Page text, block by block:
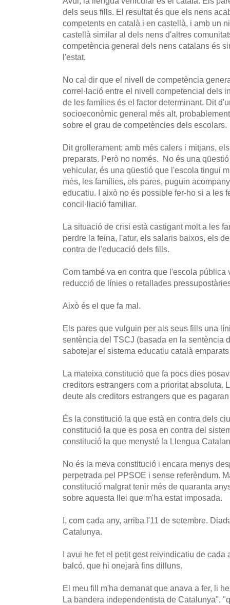
dels seus fills. El resultat és que els nens
competents en català i en castellà, i amb un
castellà similar al dels nens d'altres
competència general dels nens catalans és
l'estat.
No cal dir que el nivell de competència
correl·lació entre el nivell competencial dels
de les famílies és el factor determinant. Dit
socioeconòmic general més alt,
sobre el grau de competències dels escolars.
Dit grollerament: amb més calers i mitjans,
preparats. Però no només. No és una
vehicular, és una qüestió que l'escola tingui
més, les famílies, els pares, puguin
educatiu. I això no és possible fer-ho si a les
concil·liació familiar.
La situació de crisi està castigant molt a les
perdre la feina, l'atur, els salaris baixos, els
contra de l'educació dels fills.
Com també va en contra que l'escola
reducció de línies o retallades
Això és el que fa mal.
Els pares que vulguin per als seus fills una
sentència del TSCJ (basada en la sentència
sabotejar el sistema educatiu català
La mateixa constitució que fa pocs dies
creditors estrangers com a prioritat absoluta.
deute als creditors estrangers que es
És la constitució la que està en contra dels
constitució la que es posa en contra del
constitució la que menysté la Llengua
No és la meva constitució i encara menys
perpetrada pel PPSOE i sense referèndum.
constitució malgrat tenir més de quaranta
sobre aquesta llei que m'ha estat imposada.
I, com cada any, arriba l'11 de setembre.
Catalunya.
I avui he fet el petit gest reivindicatiu de cada
balcó, que hi onejarà fins dilluns.
El meu fill m'ha demanat que anava a fer, li
La bandera independentista de Catalunya",